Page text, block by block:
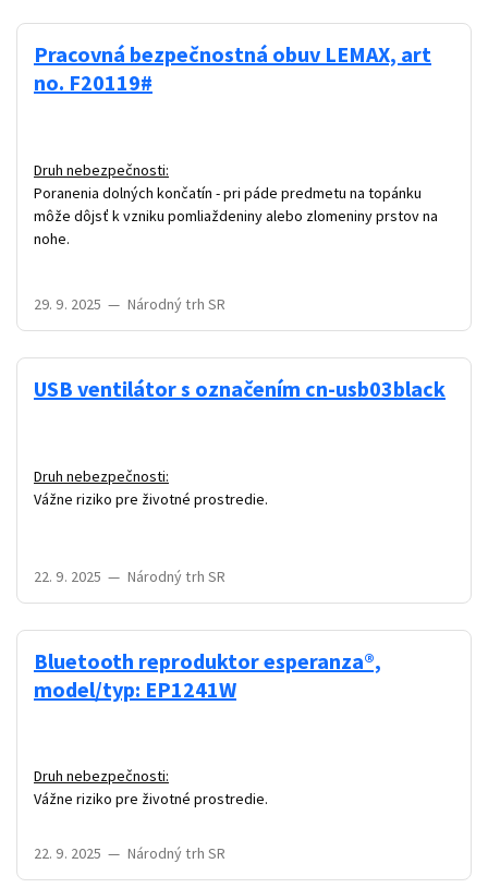
Pracovná bezpečnostná obuv LEMAX, art
no. F20119#
Druh nebezpečnosti:
Poranenia dolných končatín - pri páde predmetu na topánku
môže dôjsť k vzniku pomliaždeniny alebo zlomeniny prstov na
nohe.
29. 9. 2025 — Národný trh SR
USB ventilátor s označením cn-usb03black
Druh nebezpečnosti:
Vážne riziko pre životné prostredie.
22. 9. 2025 — Národný trh SR
Bluetooth reproduktor esperanza®,
model/typ: EP1241W
Druh nebezpečnosti:
Vážne riziko pre životné prostredie.
22. 9. 2025 — Národný trh SR